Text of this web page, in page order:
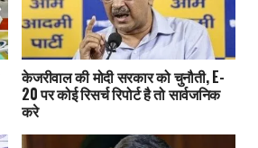
केजरीवाल की मोदी सरकार को चुनौती, E-
20 पर कोई रिसर्च रिपोर्ट है तो सार्वजनिक
करे